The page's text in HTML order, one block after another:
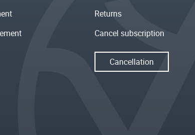
Returns
Cancel subscription
Cancellation